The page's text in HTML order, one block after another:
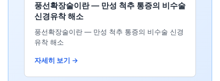
풍선확장술이란 — 만성 척추 통증의 비수술
신경유착 해소
풍선확장술이란 — 만성 척추 통증의 비수술 신경
유착 해소
자세히 보기 →